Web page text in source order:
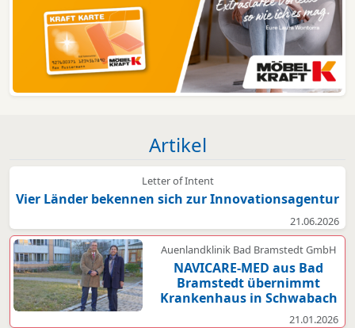
Artikel
Letter of Intent
Vier Länder bekennen sich zur Innovationsagentur
21.06.2026
Auenlandklinik Bad Bramstedt GmbH
NAVICARE-MED aus Bad
Bramstedt übernimmt
Krankenhaus in Schwabach
21.01.2026